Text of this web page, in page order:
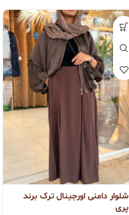
شلوار دامنی اورجینال ترک برند
پری